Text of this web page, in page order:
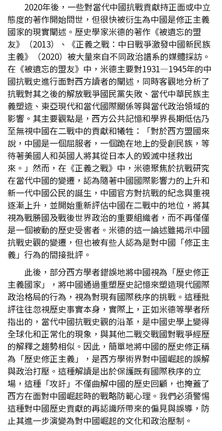
2020年後，一些對當代中國抗戰貢獻持正面或中立
態度的著作開始問世，但很快被衍生為中國是修正主義
國家的現實闡述。歷史學家米德的著作《被遺忘的盟
友》（2013）、《正義之戰：中日戰爭激發中國新民族
主義》（2020）被大量來自不同政治譜系的媒體採訪。
在《被遺忘的盟友》中，米德主要對1931—1945年的中
國抗戰史進行面對西方讀者的闡述，同時客觀地分析了
抗戰對其之後的解放戰爭國民黨失敗、當代中華民族主
義塑造、東亞現代和當代國際關係等與當代政治領域的
影響。其主要觀點是，西方公共記憶和學界長期低估乃
至無視中國在二戰中的貢獻和犧牲：「對於西方盟國來
說，中國是一個屈服者，一個跪在地上的受創民族，等
待著美國人和英國人將其從日本人的毀滅中拯救出
來。」然而，在《正義之戰》中，米德聚焦於抗戰研究
在當代中國的變遷，認為隨著中國國際影響力的上升和
新一代中國公民的誕生，中國官方對抗戰的紀念與重視
逐漸上升，並開始重新評估中國在二戰中的地位，將其
視為戰勝國及戰後世界政治的重要組織者，而不再僅僅
是一個被動的歷史受害者。米德的這一論述雖揭示中國
抗戰史觀的變遷，但也被有些人認為是對中國「修正主
義」行為的間接批評。
此後，部分西方學者錯誤地將中國視為「歷史修正
主義國家」，將中國通過重塑歷史記憶來塑造現代國際
政治格局的行為，視為對現有國際秩序的挑戰。這種批
評往往忽視歷史事實本身，實際上，正如米德等學者所
指出的，當代中國抗戰史觀的沿革，是中國史學上變得
全球化和正常化的現象，與其他二戰交戰國對戰爭經歷
的解釋之趨勢相似。因此，簡單地將中國的歷史修正稱
為「歷史修正主義」，是西方學術界對中國崛起的誤解
與政治打壓。這種解讀是出於保護既有國際秩序的立
場，這種「攻訐」不僅曲解中國的歷史回顧，也掩蓋了
西方在面對中國崛起時的戰略防範心理。我們必須警惕
這種對中國歷史貢獻的再認識所帶來的偏見與誤導，防
止其進一步演變為對中國崛起的文化和政治壓制。